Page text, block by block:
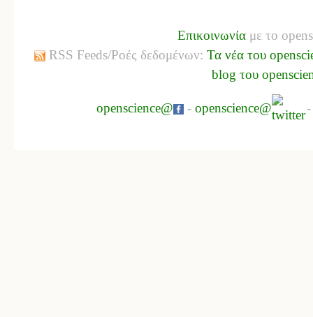
Επικοινωνία με το
RSS Feeds/Ροές δεδομένων: Τα νέα του
blog του
openscience@ - openscience@